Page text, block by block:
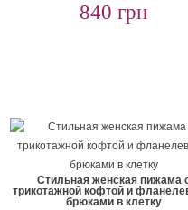
840 грн
Стильная женская пижама
трикотажной кофтой и
брюками в клетку